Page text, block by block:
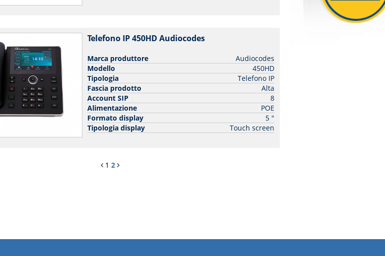
Telefono IP 450HD Audiocodes
Marca produttore
Audiocodes
Modello
450HD
Tipologia
Telefono IP
Fascia prodotto
Alta
Account SIP
8
Alimentazione
POE
Formato display
5 "
Tipologia display
Touch screen
1 2